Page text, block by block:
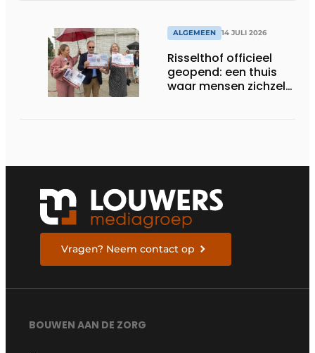
ALGEMEEN 14 JULI 2026
Risselthof officieel
geopend: een thuis
waar mensen zichzelf
Vragen? Neem contact op
BOUWEN AAN DE ZORG